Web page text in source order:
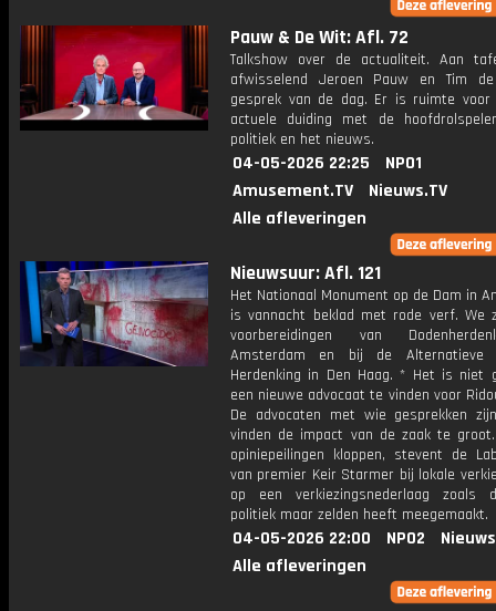
Pauw & De Wit: Afl. 72
Talkshow over de actualiteit. Aan
afwisselend Jeroen Pauw en Tim
gesprek van de dag. Er is ruimte
actuele duiding met de
politiek en het nieuws.
04-05-2026 22:25
NPO1
Amusement.TV
Nieuws.TV
Alle afleveringen
Nieuwsuur: Afl. 121
Het Nationaal Monument op de Dam in
is vannacht beklad met rode verf. We
voorbereidingen van
Amsterdam en bij de Alternatieve
Herdenking in Den Haag. * Het is niet
een nieuwe advocaat te vinden voor
De advocaten met wie gesprekken
vinden de impact van de zaak te
opiniepeilingen kloppen, stevent de
van premier Keir Starmer bij lokale
op een verkiezingsnederlaag zoals
politiek maar zelden heeft meegemaakt.
04-05-2026 22:00 NPO2
Alle afleveringen